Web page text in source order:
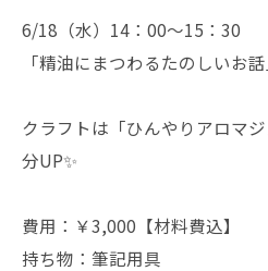
6/18（水）14：00～15：30
「精油にまつわるたのしいお話
クラフトは「ひんやりアロマ
分UP✨
費用：￥3,000【材料費込】
持ち物：筆記用具